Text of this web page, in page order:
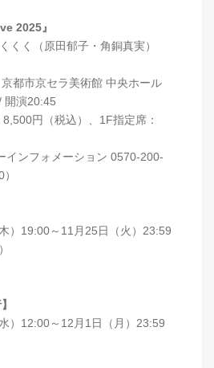
2025』
くく（原⽥郁⼦・⾓銅真実）
都市京セラ美術館 中央ホール
開演20:45
円（税込）、1F指定席：
インフォメーション 0570-200-
）19:00～11月25日（火）23:59
）12:00～12月1日（月）23:59